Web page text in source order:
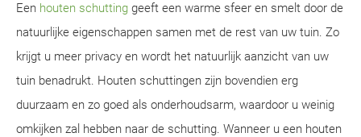
Een houten schutting geeft een warme sfeer en smelt door de
natuurlijke eigenschappen samen met de rest van uw tuin. Zo
krijgt u meer privacy en wordt het natuurlijk aanzicht van uw
tuin benadrukt. Houten schuttingen zijn bovendien erg
duurzaam en zo goed als onderhoudsarm, waardoor u weinig
omkijken zal hebben naar de schutting. Wanneer u een houten